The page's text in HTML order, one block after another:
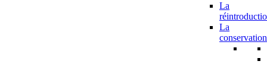
La
La
conservation